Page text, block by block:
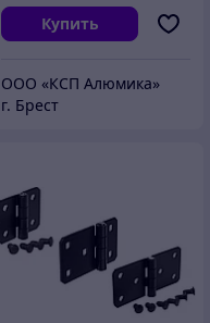
Купить
ООО «КСП Алюмика»
г. Брест